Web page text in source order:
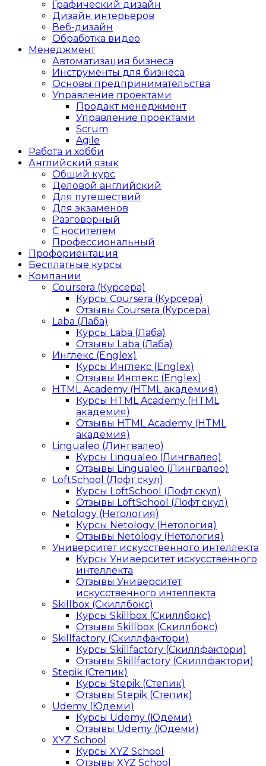
Графический дизайн
Дизайн интерьеров
Веб-дизайн
Обработка видео
Менеджмент
Автоматизация бизнеса
Инструменты для бизнеса
Основы предпринимательства
Управление проектами
Продакт менеджмент
Управление проектами
Scrum
Agile
Работа и хобби
Английский язык
Общий курс
Деловой английский
Для путешествий
Для экзаменов
Разговорный
С носителем
Профессиональный
Профориентация
Бесплатные курсы
Компании
Coursera (Курсера)
Курсы Coursera (Курсера)
Отзывы Coursera (Курсера)
Laba (Лаба)
Курсы Laba (Лаба)
Отзывы Laba (Лаба)
Инглекс (Englex)
Курсы Инглекс (Englex)
Отзывы Инглекс (Englex)
HTML Academy (HTML академия)
Курсы HTML Academy (HTML
академия)
Отзывы HTML Academy (HTML
академия)
Lingualeo (Лингвалео)
Курсы Lingualeo (Лингвалео)
Отзывы Lingualeo (Лингвалео)
LoftSchool (Лофт скул)
Курсы LoftSchool (Лофт скул)
Отзывы LoftSchool (Лофт скул)
Netology (Нетология)
Курсы Netology (Нетология)
Отзывы Netology (Нетология)
Университет искусственного интеллекта
Курсы Университет искусственного
интеллекта
Отзывы Университет
искусственного интеллекта
Skillbox (Скиллбокс)
Курсы Skillbox (Скиллбокс)
Отзывы Skillbox (Скиллбокс)
Skillfactory (Скиллфактори)
Курсы Skillfactory (Скиллфактори)
Отзывы Skillfactory (Скиллфактори)
Stepik (Степик)
Курсы Stepik (Степик)
Отзывы Stepik (Степик)
Udemy (Юдеми)
Курсы Udemy (Юдеми)
Отзывы Udemy (Юдеми)
XYZ School
Курсы XYZ School
Отзывы XYZ School